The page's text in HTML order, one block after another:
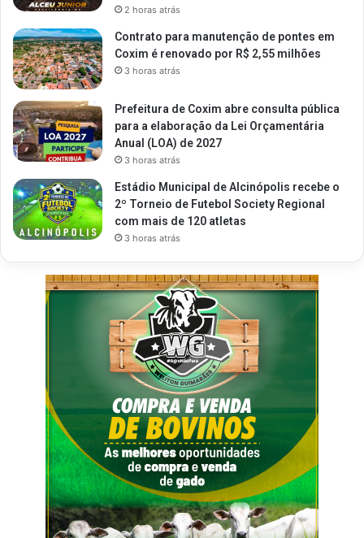
2 horas atrás
Contrato para manutenção de pontes em
Coxim é renovado por R$ 2,55 milhões
3 horas atrás
Prefeitura de Coxim abre consulta pública
para a elaboração da Lei Orçamentária
Anual (LOA) de 2027
3 horas atrás
Estádio Municipal de Alcinópolis recebe o
2º Torneio de Futebol Society Regional
com mais de 120 atletas
3 horas atrás